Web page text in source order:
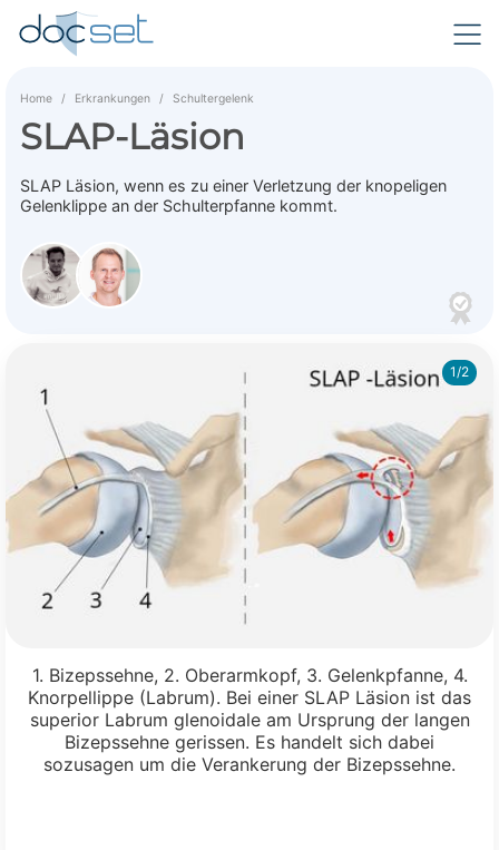
Home Erkrankungen Schultergelenk
SLAP-Läsion
SLAP Läsion, wenn es zu einer Verletzung der knopeligen
Gelenklippe an der Schulterpfanne kommt.
1/2
1. Bizepssehne, 2. Oberarmkopf, 3. Gelenkpfanne, 4.
Knorpellippe (Labrum). Bei einer SLAP Läsion ist das
superior Labrum glenoidale am Ursprung der langen
Bizepssehne gerissen. Es handelt sich dabei
sozusagen um die Verankerung der Bizepssehne.